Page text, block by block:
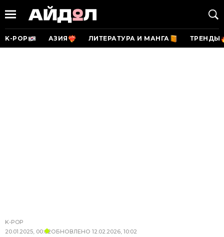
K-POP АЗИЯ ЛИТЕРАТУРА И МАНГА ТРЕНДЫ
K-POP
20.01.2025, 00:02ОБНОВЛЕНО 12.02.2026, 10:02